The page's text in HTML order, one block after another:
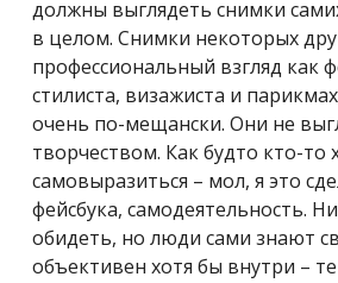
должны выглядеть снимки
в целом. Снимки некоторых
профессиональный взгляд как
стилиста, визажиста и
очень по-мещански. Они не
творчеством. Как будто кто-то
самовыразиться – мол, я это
фейсбука, самодеятельность.
обидеть, но люди сами знают
объективен хотя бы внутри –